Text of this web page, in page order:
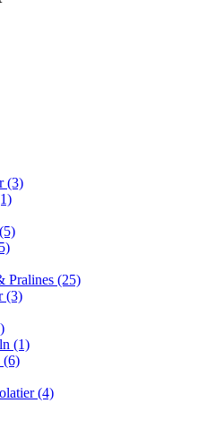
(3)
Pralines (25)
(3)
(1)
(6)
(4)